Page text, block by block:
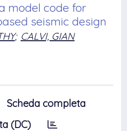
model code for
seismic design
; CALVI, GIAN
Scheda completa
(DC)